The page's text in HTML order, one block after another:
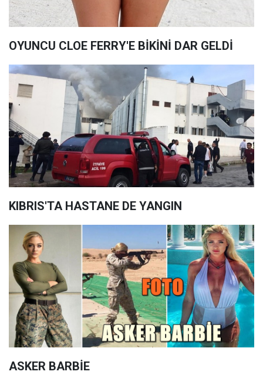
OYUNCU CLOE FERRY'E BİKİNİ DAR GELDİ
KIBRIS'TA HASTANE DE YANGIN
ASKER BARBİE